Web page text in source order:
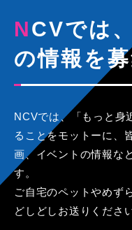
NCVでは、視聴者さまから
の情報を
NCVでは、「もっと身
ることをモットーに、
画、イベントの情報な
す。
ご自宅のペットやめず
どしどしお送りください